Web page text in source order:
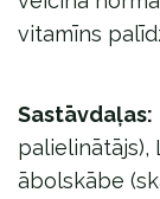
vitamīns
Sastāvdaļas:
palielinātājs),
ābolskābe